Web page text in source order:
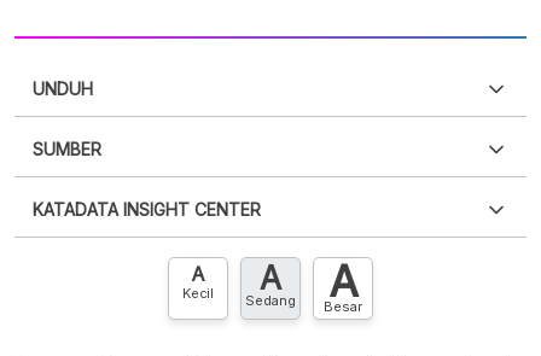
UNDUH
XLS
SUMBER
punya akun?Silakan Daftar sekarang
KATADATA INSIGHT CENTER
Hubungi sekarang »
A
Kecil A
Sedang A
Besar